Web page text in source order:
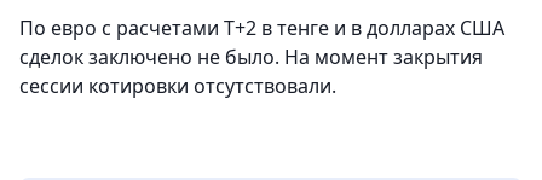
По евро с расчетами Т+2 в тенге и в долларах США
сделок заключено не было. На момент закрытия
сессии котировки отсутствовали.